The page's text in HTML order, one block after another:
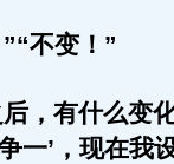
不变！”
有什么变
一’，现在我